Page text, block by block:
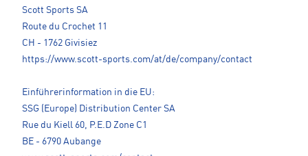
Scott Sports SA
Route du Crochet 11
CH - 1762 Givisiez
https://www.scott-sports.com/at/de/company/contact
Einführerinformation in die EU:
SSG (Europe) Distribution Center SA
Rue du Kiell 60, P.E.D Zone C1
BE - 6790 Aubange